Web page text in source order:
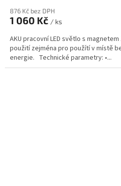
876 Kč bez DPH
1 060 Kč / ks
AKU pracovní LED světlo s
použití zejména pro použítí v místě
energie. Technické parametry: •...